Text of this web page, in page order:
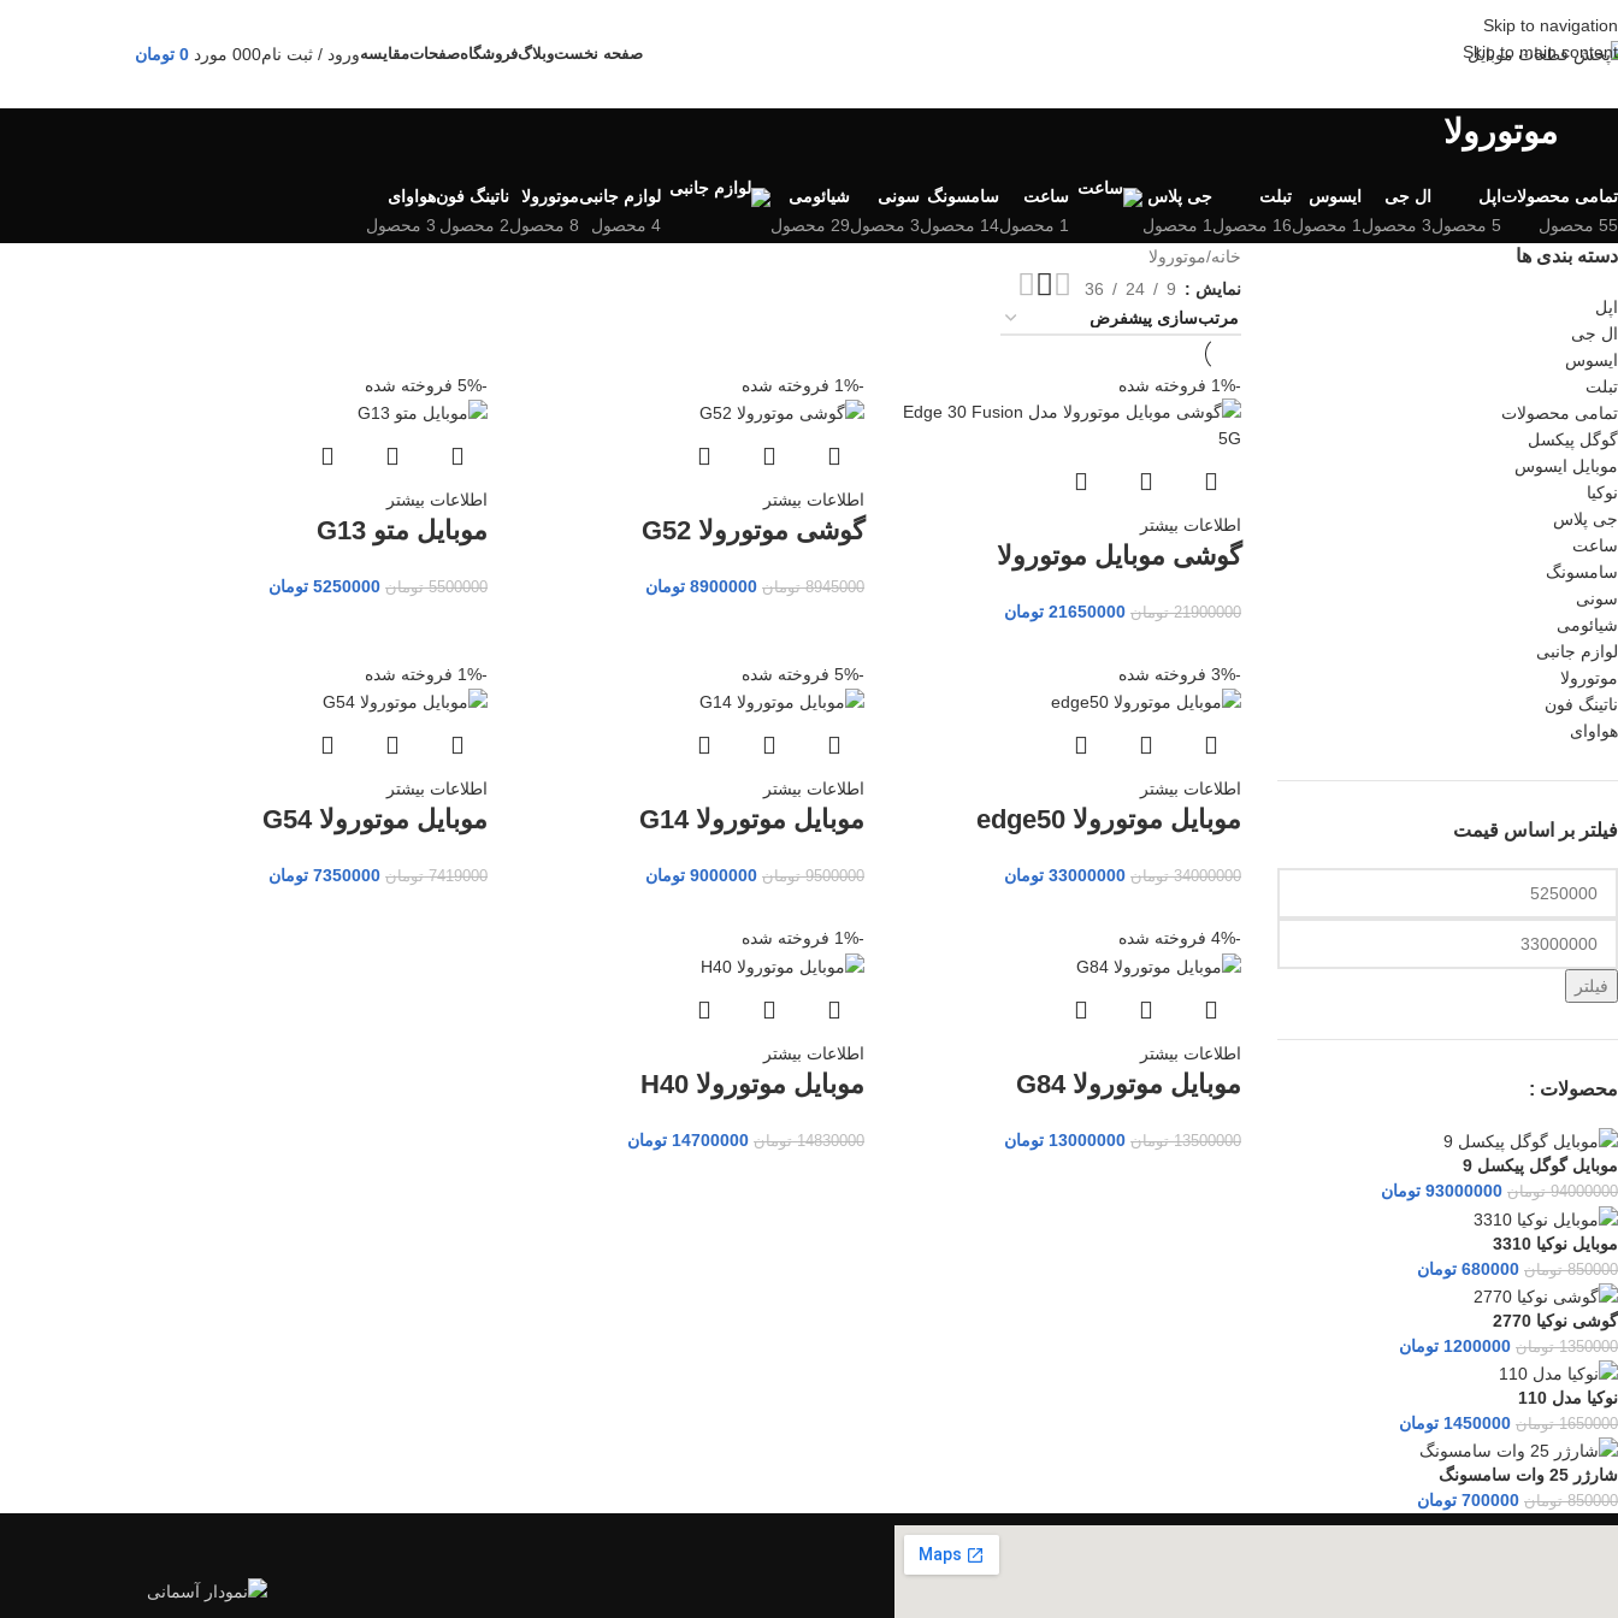
Skip to navigation
Skip to main content
صفحه نخستوبلاگفروشگاهصفحاتمقایسهورود / ثبت نام0
0
0 مورد 0 تومان
موتورولا
تمامی محصولات
55 محصول
اپل
5 محصول
ال جی
3 محصول
ایسوس
1 محصول
تبلت
16 محصول
جی پلاس
1 محصول
ساعت
1 محصول
سامسونگ
14 محصول
سونی
3 محصول
شیائومی
29 محصول
لوازم جانبی
4 محصول
موتورولا
8 محصول
ناتینگ فون
2 محصول
هواوای
3 محصول
دسته بندی ها
اپل
ال جی
ایسوس
تبلت
تمامی محصولات
گوگل پیکسل
موبایل ایسوس
نوکیا
جی پلاس
ساعت
سامسونگ
سونی
شیائومی
لوازم جانبی
موتورولا
ناتینگ فون
هواوای
فیلتر بر اساس قیمت
فیلتر
محصولات :
موبایل گوگل پیکسل 9
94000000 تومان 93000000 تومان
موبایل نوکیا 3310
850000 تومان 680000 تومان
گوشی نوکیا 2770
1350000 تومان 1200000 تومان
نوکیا مدل 110
1650000 تومان 1450000 تومان
شارژر 25 وات سامسونگ
850000 تومان 700000 تومان
خانه موتورولا
نمایش
9
24
36
-1% فروخته شده
اطلاعات بیشتر
گوشی موبایل موتورولا
21900000 تومان 21650000 تومان
-1% فروخته شده
اطلاعات بیشتر
گوشی موتورولا G52
8945000 تومان 8900000 تومان
-5% فروخته شده
اطلاعات بیشتر
موبایل متو G13
5500000 تومان 5250000 تومان
-3% فروخته شده
اطلاعات بیشتر
موبایل موتورولا edge50
34000000 تومان 33000000 تومان
-5% فروخته شده
اطلاعات بیشتر
موبایل موتورولا G14
9500000 تومان 9000000 تومان
-1% فروخته شده
اطلاعات بیشتر
موبایل موتورولا G54
7419000 تومان 7350000 تومان
-4% فروخته شده
اطلاعات بیشتر
موبایل موتورولا G84
13500000 تومان 13000000 تومان
-1% فروخته شده
اطلاعات بیشتر
موبایل موتورولا H40
14830000 تومان 14700000 تومان